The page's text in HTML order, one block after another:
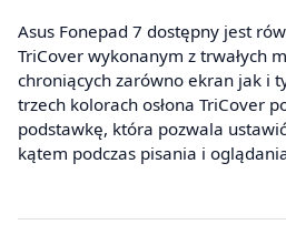
Asus Fonepad 7 dostępny jest
TriCover wykonanym z trwałych
chroniących zarówno ekran jak i
trzech kolorach osłona TriCover
podstawkę, która pozwala
kątem podczas pisania i